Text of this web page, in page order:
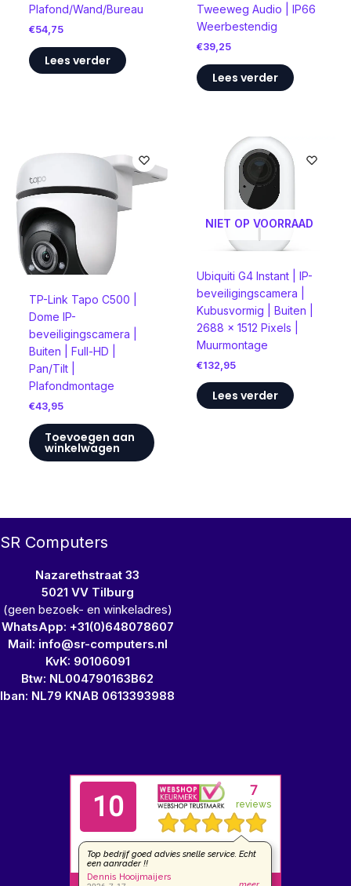
Plafond/Wand/Bureau
€54,75
Lees verder
Tweeweg Audio | IP66
Weerbestendig
€39,25
Lees verder
TP-Link Tapo C500 |
Dome IP-
beveiligingscamera |
Buiten | Full-HD |
Pan/Tilt |
Plafondmontage
€43,95
Toevoegen aan
winkelwagen
NIET OP VOORRAAD
Ubiquiti G4 Instant | IP-
beveiligingscamera |
Kubusvormig | Buiten |
2688 x 1512 Pixels |
Muurmontage
€132,95
Lees verder
SR Computers
Nazarethstraat 33
5021 VV Tilburg
(geen bezoek- en winkeladres)
WhatsApp: +31(0)648078607
Mail: info@sr-computers.nl
KvK: 90106091
Btw: NL004790163B62
Iban: NL79 KNAB 0613393988